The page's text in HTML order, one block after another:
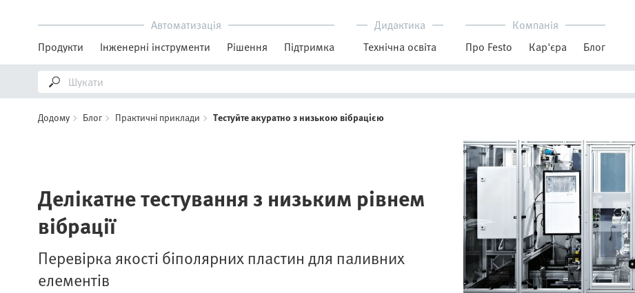
Автоматизація
Продукти
Інженерні інструменти Рішення Підтримка
Дидактика
Технічна освіта
Компанія
Про Festo
Кар'єра Блог
Додому Блог Практичні приклади Тестуйте акуратно з низькою вібрацією
Делікатне тестування з низьким рівнем
вібрації
Перевірка якості біполярних пластин для паливних
елементів